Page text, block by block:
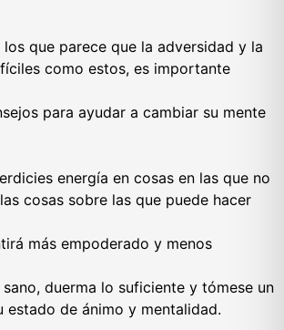
que parece que la adversidad y la
como estos, es importante
para ayudar a cambiar su mente
energía en cosas en las que no
cosas sobre las que puede hacer
más empoderado y menos
duerma lo suficiente y tómese un
de ánimo y mentalidad.